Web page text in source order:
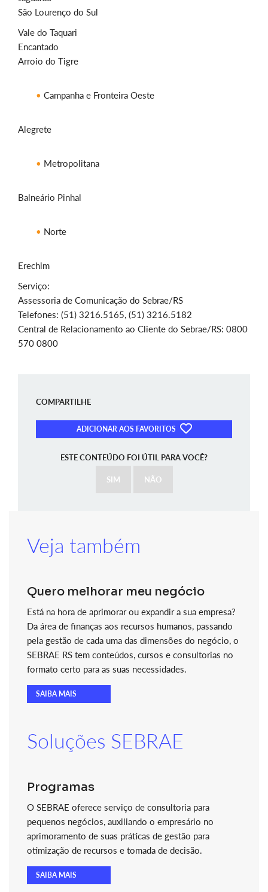
São Lourenço do Sul
Vale do Taquari
Encantado
Arroio do Tigre
Campanha e Fronteira Oeste
Alegrete
Metropolitana
Balneário Pinhal
Norte
Erechim
Serviço:
Assessoria de Comunicação do Sebrae/RS
Telefones: (51) 3216.5165, (51) 3216.5182
Central de Relacionamento ao Cliente do Sebrae/RS: 0800
570 0800
COMPARTILHE
ADICIONAR AOS FAVORITOS
ESTE CONTEÚDO FOI ÚTIL PARA VOCÊ?
SIM NÃO
Veja também
Quero melhorar meu negócio
Está na hora de aprimorar ou expandir a sua empresa?
Da área de finanças aos recursos humanos, passando
pela gestão de cada uma das dimensões do negócio, o
SEBRAE RS tem conteúdos, cursos e consultorias no
formato certo para as suas necessidades.
SAIBA MAIS
Soluções SEBRAE
Programas
O SEBRAE oferece serviço de consultoria para
pequenos negócios, auxiliando o empresário no
aprimoramento de suas práticas de gestão para
otimização de recursos e tomada de decisão.
SAIBA MAIS